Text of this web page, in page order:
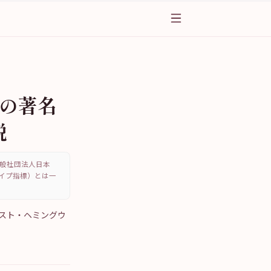
著名
社団法人日本
プ指標）とは一
ト・ヘミングウ